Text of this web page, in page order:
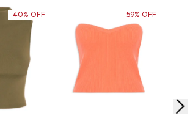
CARRINHO
40% OFF 59% OFF